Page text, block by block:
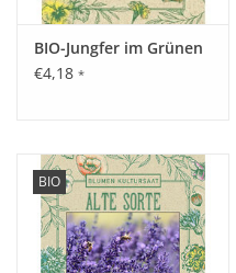
Inhalt:
Reicht für ca. 150 Pflanzen.
BIO-Jungfer im Grünen
€4,18 *
BIO